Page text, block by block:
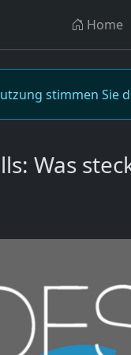
Home
stimmen Sie
Was